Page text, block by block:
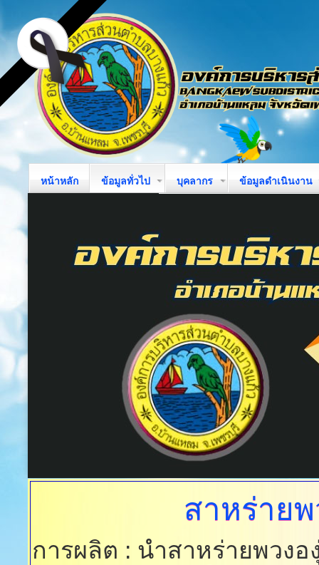
หน้าหลัก ข้อมูลทั่วไป บุคลากร ข้อมูลดำเนินงาน
สาหร่าย
การผลิต : นำสาหร่ายพวง